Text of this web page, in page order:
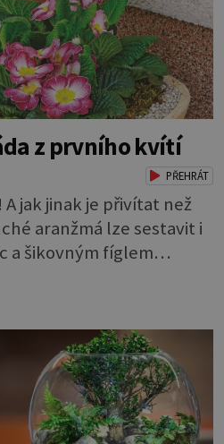
z prvního kvítí
PŘEHRÁT
jak jinak je přivítat než
aranžmá lze sestavit i
a šikovným fíglem
působil jako dílo
listy
štěrk.Díky úpravě